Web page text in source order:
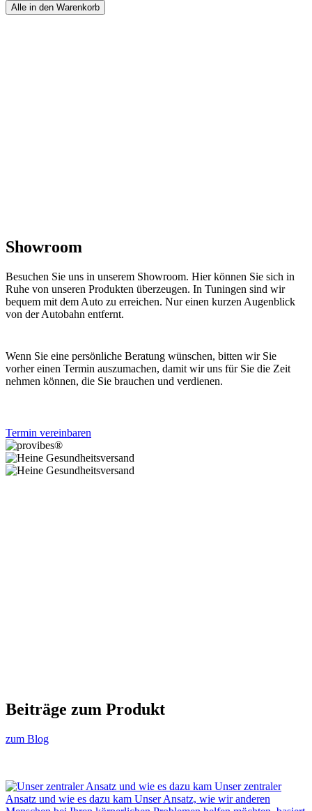
Alle in den Warenkorb
Showroom
Besuchen Sie uns in unserem Showroom. Hier können Sie sich in
Ruhe von unseren Produkten überzeugen. In Tuningen sind wir
bequem mit dem Auto zu erreichen. Nur einen kurzen Augenblick
von der Autobahn entfernt.
Wenn Sie eine persönliche Beratung wünschen, bitten wir Sie
vorher einen Termin auszumachen, damit wir uns für Sie die Zeit
nehmen können, die Sie brauchen und verdienen.
Termin vereinbaren
Beiträge zum Produkt
zum Blog
Unser zentraler
Ansatz und wie es dazu kam Unser Ansatz, wie wir anderen